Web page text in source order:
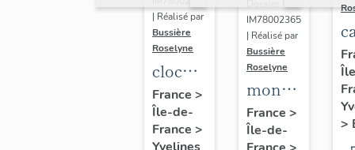
| Réalisé par
Bussière
Roselyne
cloche
dite
Louise
Auguste
France >
Île-de-
France >
IM78002365
| Réalisé par
Bussière
Roselyne
monument
funéraire
de
France >
Île-de-
>